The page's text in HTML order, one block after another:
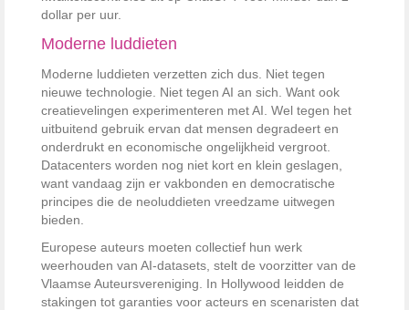
dollar per uur.
Moderne luddieten
Moderne luddieten verzetten zich dus. Niet tegen
nieuwe technologie. Niet tegen AI an sich. Want ook
creatievelingen experimenteren met AI. Wel tegen het
uitbuitend gebruik ervan dat mensen degradeert en
onderdrukt en economische ongelijkheid vergroot.
Datacenters worden nog niet kort en klein geslagen,
want vandaag zijn er vakbonden en democratische
principes die de neoluddieten vreedzame uitwegen
bieden.
Europese auteurs moeten collectief hun werk
weerhouden van AI-datasets, stelt de voorzitter van de
Vlaamse Auteursvereniging. In Hollywood leidden de
stakingen tot garanties voor acteurs en scenaristen dat